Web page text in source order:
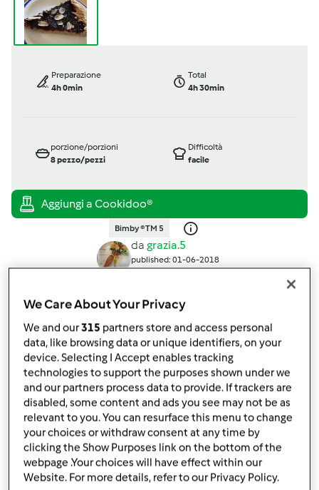
Preparazione
4h 0min
Total
4h 30min
porzione/porzioni
8pezzo/pezzi
Difficoltà
facile
Bimby ® TM 5
da grazia.5
published: 01-06-2018
modificata: 04-06-2018
condividi la ricetta
Crea variante
Ingredienti
Crostata con confettura di cielegie
We Care About Your Privacy
We and our315 partners store and access personal
data, like browsing data or unique identifiers, on your
device. Selecting I Accept enables tracking
technologies to support the purposes shown under we
and our partners process data to provide. If trackers are
disabled, some content and ads you see may not be as
relevant to you. You can resurface this menu to change
your choices or withdraw consent at any time by
clicking the Show Purposes link on the bottom of the
webpage .Your choices will have effect within our
Website. For more details, refer to our Privacy Policy.